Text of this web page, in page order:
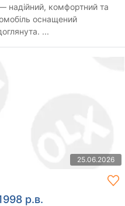
комфортний та
оснащений
...
25.06.2026
р.в.